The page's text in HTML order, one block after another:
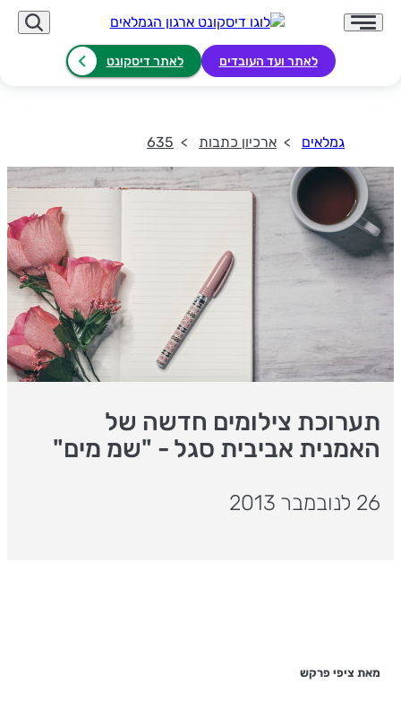
לאתר ועד העובדים לאתר דיסקונט
גמלאים ארכיון כתבות 635
תערוכת צילומים חדשה של
האמנית אביבית סגל - "שמ מים"
26 לנובמבר 2013
מאת ציפי פרקש